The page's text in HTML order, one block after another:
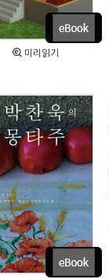
미리읽기